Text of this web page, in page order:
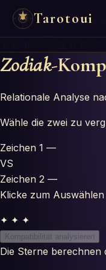
Tarotoui
Tarot
Réponses du Tarot
Oracles
Mancie
Astrologie
Numérologie
Zodiak-
Relationale Analyse
Wähle die zwei zu
Zeichen 1 —
VS
Zeichen 2 —
Klicke zum
✦ ✦ ✦
Kompatibilität analysieren
Die Sterne berechnen